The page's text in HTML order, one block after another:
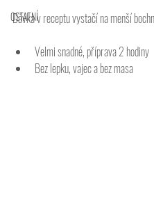
OSTATNÍ
Dávka v receptu vystačí na menší
Velmi snadné, příprava 2 hodiny
Bez lepku, vajec a bez masa